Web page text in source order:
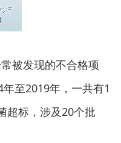
被发现的不合格项
至2019年，一共有1
超标，涉及20个批